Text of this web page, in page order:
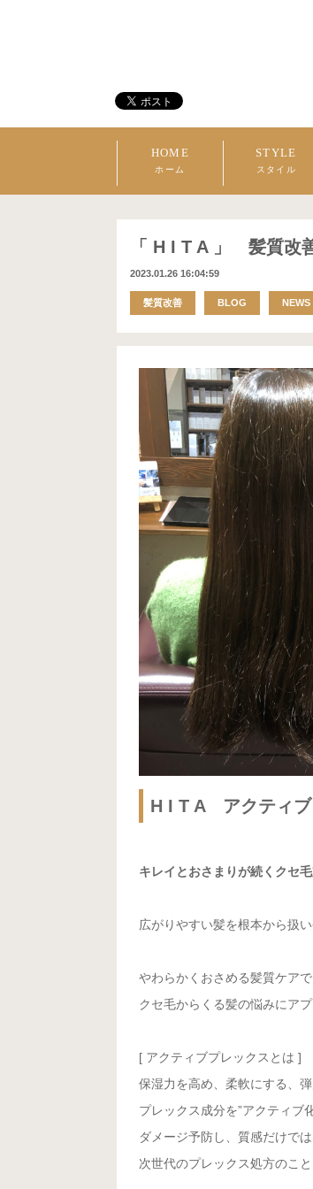
HOME
ホーム
STYLE
スタイル
「 H I T A 」 髪質改
2023.01.26 16:04:59
髪質改善 BLOG NEWS
H I T A アクティブ
キレイとおさまりが続くクセ
広がりやすい髪を根本から扱
やわらかくおさめる髪質ケア
クセ毛からくる髪の悩みにアプ
[ アクティブプレックスとは ]
保湿力を高め、柔軟にする、
プレックス成分を”アクティブ
ダメージ予防し、質感だけで
次世代のプレックス処方のこ